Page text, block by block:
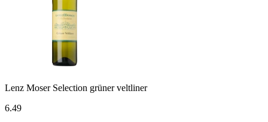
Lenz Moser Selection grüner veltliner
6.49